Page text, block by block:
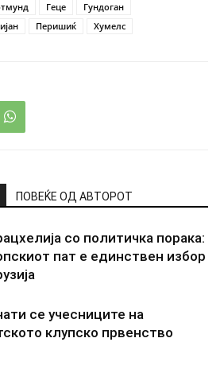
Геце
Гундоган
Перишиќ Хумелс
ПОВЕЌЕ ОД АВТОРОТ
со политичка порака:
пат е единствен избор
се учесниците на
клупско првенство